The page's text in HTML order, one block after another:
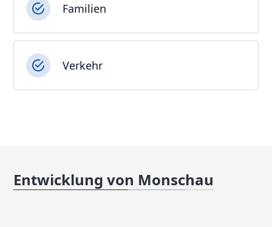
Familien
Verkehr
Entwicklung von Monschau